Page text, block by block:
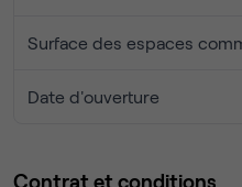
- Gare Saint-Roch à 7 min
- Aéroport Montpellier à
Surface des espaces
Date d'ouverture
Contrat et conditions